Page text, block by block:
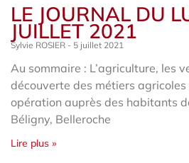
LE JOURNAL DU
JUILLET 2021
Sylvie ROSIER 5 juillet 2021
Au sommaire : L’agriculture, les
découverte des métiers
opération auprès des habitants
Béligny, Belleroche
Lire plus »